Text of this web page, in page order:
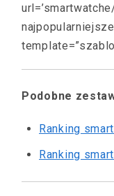
Podobne
Ranking
Ranking